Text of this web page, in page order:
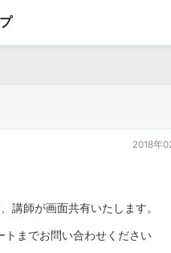
2018年
師が画面共有いたします。
でお問い合わせください